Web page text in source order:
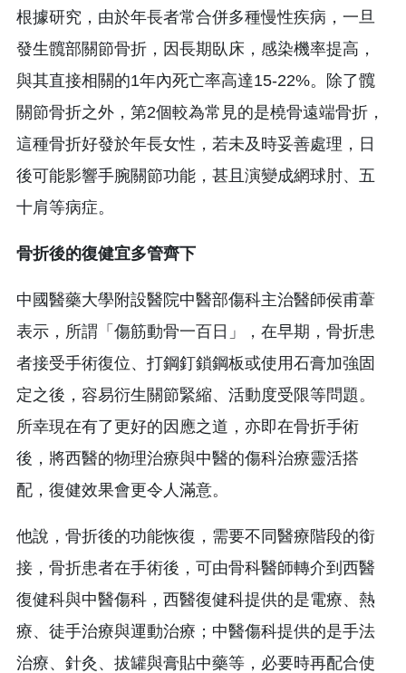
根據研究，由於年長者常合併多種慢性疾病，一旦
發生髖部關節骨折，因長期臥床，感染機率提高，
與其直接相關的1年內死亡率高達15-22%。除了髖
關節骨折之外，第2個較為常見的是橈骨遠端骨折，
這種骨折好發於年長女性，若未及時妥善處理，日
後可能影響手腕關節功能，甚且演變成網球肘、五
十肩等病症。
骨折後的復健宜多管齊下
中國醫藥大學附設醫院中醫部傷科主治醫師侯甫葦
表示，所謂「傷筋動骨一百日」，在早期，骨折患
者接受手術復位、打鋼釘鎖鋼板或使用石膏加強固
定之後，容易衍生關節緊縮、活動度受限等問題。
所幸現在有了更好的因應之道，亦即在骨折手術
後，將西醫的物理治療與中醫的傷科治療靈活搭
配，復健效果會更令人滿意。
他說，骨折後的功能恢復，需要不同醫療階段的銜
接，骨折患者在手術後，可由骨科醫師轉介到西醫
復健科與中醫傷科，西醫復健科提供的是電療、熱
療、徒手治療與運動治療；中醫傷科提供的是手法
治療、針灸、拔罐與膏貼中藥等，必要時再配合使